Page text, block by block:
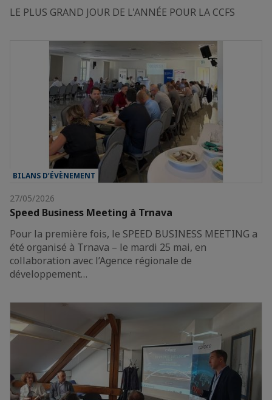
LE PLUS GRAND JOUR DE L'ANNÉE POUR LA CCFS
BILANS D’ÉVÈNEMENT
27/05/2026
Speed Business Meeting à Trnava
Pour la première fois, le SPEED BUSINESS MEETING a
été organisé à Trnava – le mardi 25 mai, en
collaboration avec l’Agence régionale de
développement…